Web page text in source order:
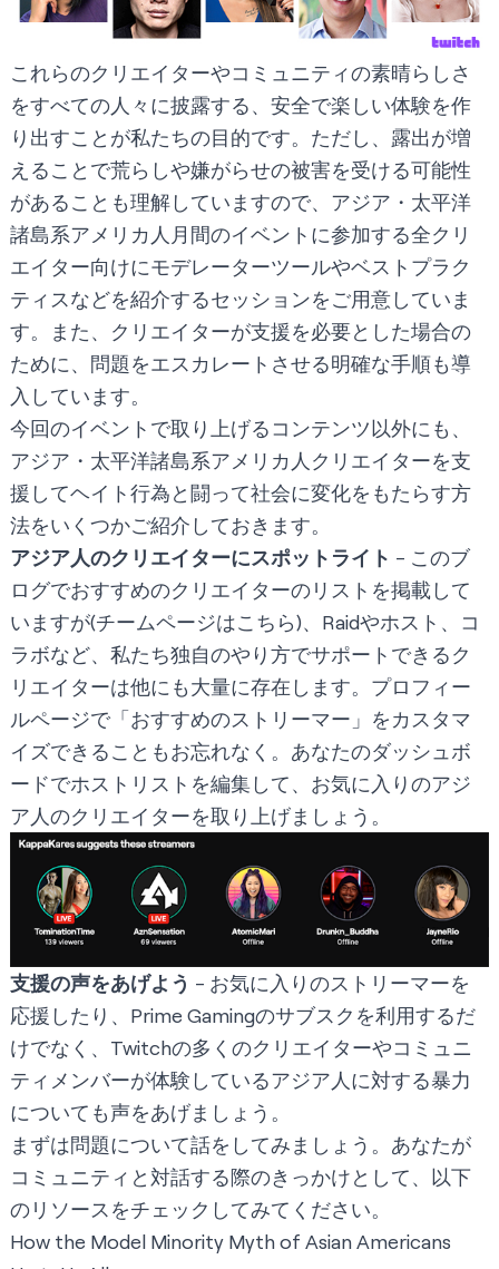
これらのクリエイターやコミュニティの素晴らしさ
をすべての人々に披露する、安全で楽しい体験を作
り出すことが私たちの目的です。ただし、露出が増
えることで荒らしや嫌がらせの被害を受ける可能性
があることも理解していますので、アジア・太平洋
諸島系アメリカ人月間のイベントに参加する全クリ
エイター向けにモデレーターツールやベストプラク
ティスなどを紹介するセッションをご用意していま
す。また、クリエイターが支援を必要とした場合の
ために、問題をエスカレートさせる明確な手順も導
入しています。
今回のイベントで取り上げるコンテンツ以外にも、
アジア・太平洋諸島系アメリカ人クリエイターを支
援してヘイト行為と闘って社会に変化をもたらす方
法をいくつかご紹介しておきます。
アジア人のクリエイターにスポットライト - このブ
ログでおすすめのクリエイターのリストを掲載して
いますが(チームページはこちら)、Raidやホスト、コ
ラボなど、私たち独自のやり方でサポートできるク
リエイターは他にも大量に存在します。プロフィー
ルページで「おすすめのストリーマー」をカスタマ
イズできることもお忘れなく。あなたのダッシュボ
ードでホストリストを編集して、お気に入りのアジ
ア人のクリエイターを取り上げましょう。
支援の声をあげよう - お気に入りのストリーマーを
応援したり、Prime Gamingのサブスクを利用するだ
けでなく、Twitchの多くのクリエイターやコミュニ
ティメンバーが体験しているアジア人に対する暴力
についても声をあげましょう。
まずは問題について話をしてみましょう。あなたが
コミュニティと対話する際のきっかけとして、以下
のリソースをチェックしてみてください。
How the Model Minority Myth of Asian Americans